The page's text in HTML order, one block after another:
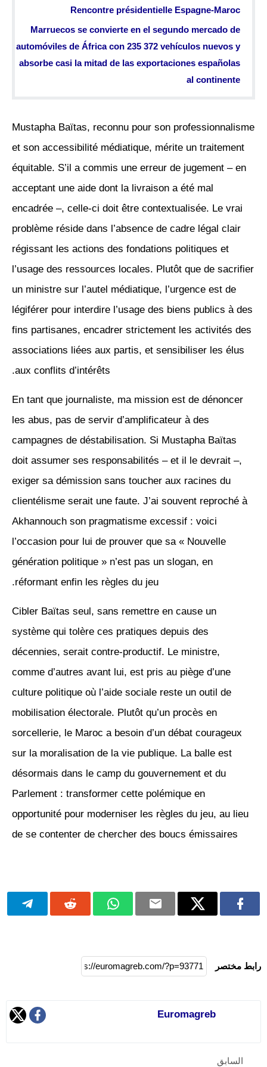
Rencontre présidentielle Espagne-Maroc
Marruecos se convierte en el segundo mercado de
automóviles de África con 235 372 vehículos nuevos y
absorbe casi la mitad de las exportaciones españolas
al continente
Mustapha Baïtas, reconnu pour son professionnalisme
et son accessibilité médiatique, mérite un traitement
équitable. S’il a commis une erreur de jugement – en
acceptant une aide dont la livraison a été mal
encadrée –, celle-ci doit être contextualisée. Le vrai
problème réside dans l’absence de cadre légal clair
régissant les actions des fondations politiques et
l’usage des ressources locales. Plutôt que de sacrifier
un ministre sur l’autel médiatique, l’urgence est de
légiférer pour interdire l’usage des biens publics à des
fins partisanes, encadrer strictement les activités des
associations liées aux partis, et sensibiliser les élus
aux conflits d’intérêts.
En tant que journaliste, ma mission est de dénoncer
les abus, pas de servir d’amplificateur à des
campagnes de déstabilisation. Si Mustapha Baïtas
doit assumer ses responsabilités – et il le devrait –,
exiger sa démission sans toucher aux racines du
clientélisme serait une faute. J’ai souvent reproché à
Akhannouch son pragmatisme excessif : voici
l’occasion pour lui de prouver que sa « Nouvelle
génération politique » n’est pas un slogan, en
réformant enfin les règles du jeu.
Cibler Baïtas seul, sans remettre en cause un
système qui tolère ces pratiques depuis des
décennies, serait contre-productif. Le ministre,
comme d’autres avant lui, est pris au piège d’une
culture politique où l’aide sociale reste un outil de
mobilisation électorale. Plutôt qu’un procès en
sorcellerie, le Maroc a besoin d’un débat courageux
sur la moralisation de la vie publique. La balle est
désormais dans le camp du gouvernement et du
Parlement : transformer cette polémique en
opportunité pour moderniser les règles du jeu, au lieu
de se contenter de chercher des boucs émissaires
رابط مختصر
Euromagreb
السابق